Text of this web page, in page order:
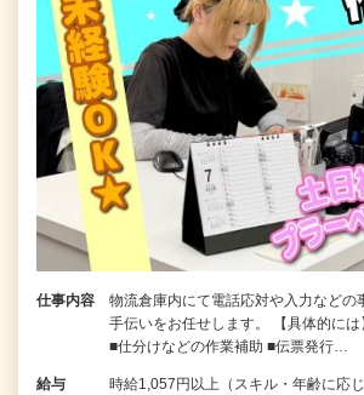
仕事内容
物流倉庫内にて電話応対や入力などの
手伝いをお任せします。 【具体的に
■仕分けなどの作業補助 ■伝票発行…
給与 時給1,057円以上（スキル・年齢に応じ